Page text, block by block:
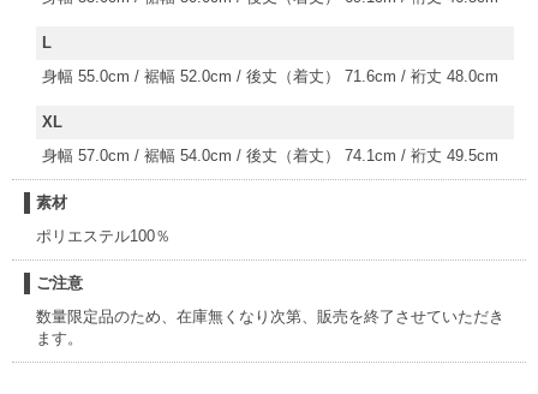
L
身幅 55.0cm / 裾幅 52.0cm / 後丈（着丈） 71.6cm / 裄丈 48.0cm
XL
身幅 57.0cm / 裾幅 54.0cm / 後丈（着丈） 74.1cm / 裄丈 49.5cm
素材
ポリエステル100％
ご注意
数量限定品のため、在庫無くなり次第、販売を終了させていただき
ます。